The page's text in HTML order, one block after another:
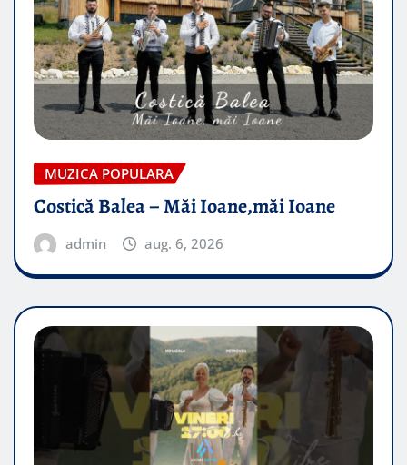
MUZICA POPULARA
Costică Balea – Măi Ioane,măi Ioane
admin aug. 6, 2026